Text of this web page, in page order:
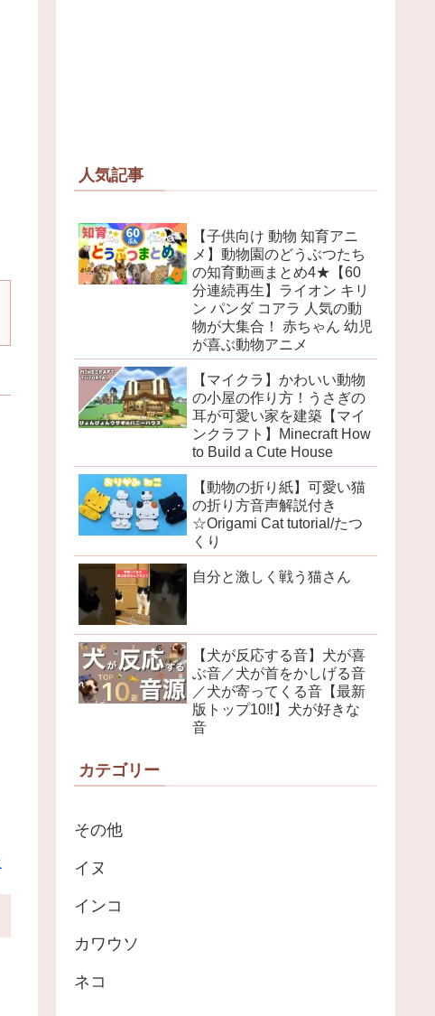
人気記事
【子供向け 動物 知育アニ
メ】動物園のどうぶつたち
の知育動画まとめ4★【60
分連続再生】ライオン キリ
ン パンダ コアラ 人気の動
物が大集合！ 赤ちゃん 幼児
が喜ぶ動物アニメ
【マイクラ】かわいい動物
の小屋の作り方！うさぎの
耳が可愛い家を建築【マイ
ンクラフト】Minecraft How
to Build a Cute House
【動物の折り紙】可愛い猫
の折り方音声解説付き
☆Origami Cat tutorial/たつ
くり
自分と激しく戦う猫さん
【犬が反応する音】犬が喜
ぶ音／犬が首をかしげる音
／犬が寄ってくる音【最新
版トップ10‼︎】犬が好きな
音
カテゴリー
その他
イヌ
インコ
カワウソ
ネコ